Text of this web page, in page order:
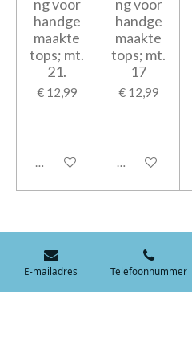
ng voor
handge
maakte
tops; mt.
21.
€ 12,99
In winkelwagen
ng voor
handge
maakte
tops; mt.
17
€ 12,99
In winkelwagen
© 2009-2026 Bijouteria
E-mailadres Telefoonnummer